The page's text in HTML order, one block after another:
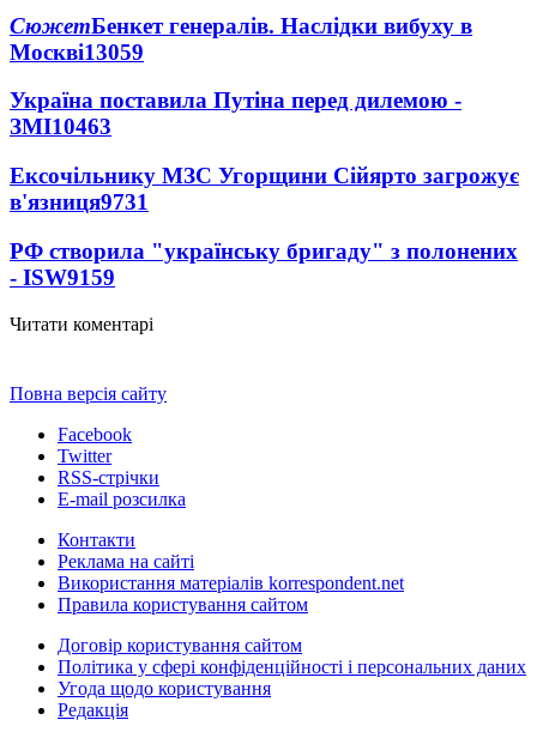
СюжетБенкет генералів. Наслідки вибуху в
Москві13059
Україна поставила Путіна перед дилемою -
ЗМІ10463
Ексочільнику МЗС Угорщини Сійярто загрожує
в'язниця9731
РФ створила "українську бригаду" з полонених
- ISW9159
Читати коментарі
Повна версія сайту
Facebook
Twitter
RSS-стрічки
E-mail розсилка
Контакти
Реклама на сайті
Використання матеріалів korrespondent.net
Правила користування сайтом
Договір користування сайтом
Політика у сфері конфіденційності і персональних даних
Угода щодо користування
Редакція